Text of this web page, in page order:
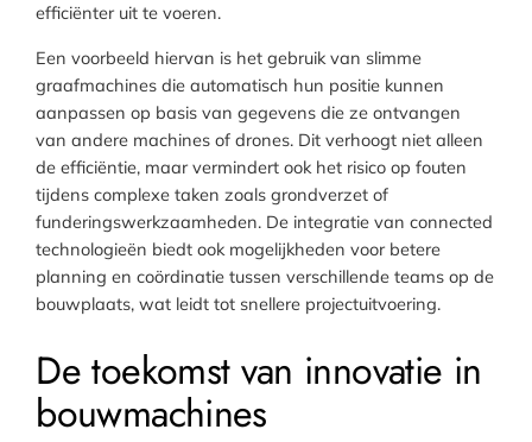
efficiënter uit te voeren.
Een voorbeeld hiervan is het gebruik van slimme
graafmachines die automatisch hun positie kunnen
aanpassen op basis van gegevens die ze ontvangen
van andere machines of drones. Dit verhoogt niet alleen
de efficiëntie, maar vermindert ook het risico op fouten
tijdens complexe taken zoals grondverzet of
funderingswerkzaamheden. De integratie van connected
technologieën biedt ook mogelijkheden voor betere
planning en coördinatie tussen verschillende teams op de
bouwplaats, wat leidt tot snellere projectuitvoering.
De toekomst van innovatie in
bouwmachines